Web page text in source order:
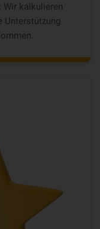
Wir kalkulieren
Unterstützung